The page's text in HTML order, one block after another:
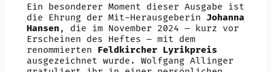
Ein besonderer Moment dieser Ausgabe ist
die Ehrung der Mit-Herausgeberin Johanna
Hansen , die im November 2024 – kurz vor
Erscheinen des Heftes – mit dem
renommierten Feldkircher Lyrikpreis
ausgezeichnet wurde. Wolfgang Allinger